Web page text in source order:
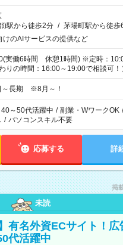
)駅から徒歩2分 / 茅場町駅から徒歩
けのAIサービスの提供など
実働6時間 休憩1時間) ※定時：
りの時間：16:00～19:00で相談可！
～長期 ※8月～！
40～50代活躍中 / 副業・WワークOK /
/ パソコンスキル不要
応募する 詳
掲
未読
有名外資ECサイト！広
代活躍中